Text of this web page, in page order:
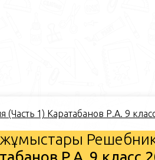
(Часть 1) Каратабанов Р.А. 9
Решебник